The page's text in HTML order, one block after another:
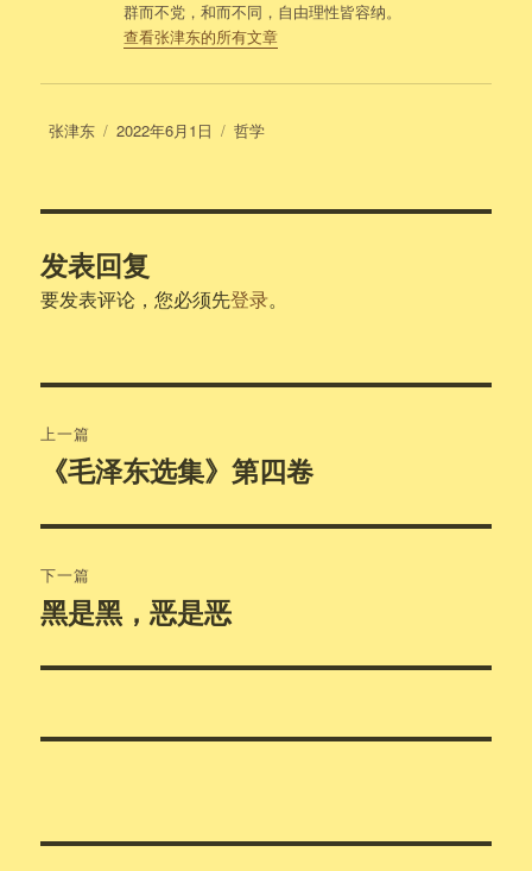
群而不党，和而不同，自由理性皆容纳。
查看张津东的所有文章
作
张津东
发
2022年6月1日
分
哲学
发表回复
要发表评论，您必须先登录。
章
航
上一篇
上
文
章：
《毛泽东选集》第四卷
下一篇
下
文
黑是黑，恶是恶